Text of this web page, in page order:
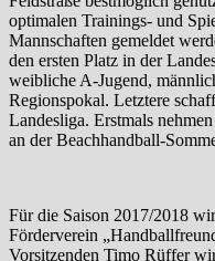
optimalen Trainings- und
Mannschaften gemeldet
den ersten Platz in der
weibliche A-Jugend,
Regionspokal. Letztere
Landesliga. Erstmals
an der Beachhandball-
Für die Saison 2017/2018
Förderverein
Vorsitzenden Timo Rüffer